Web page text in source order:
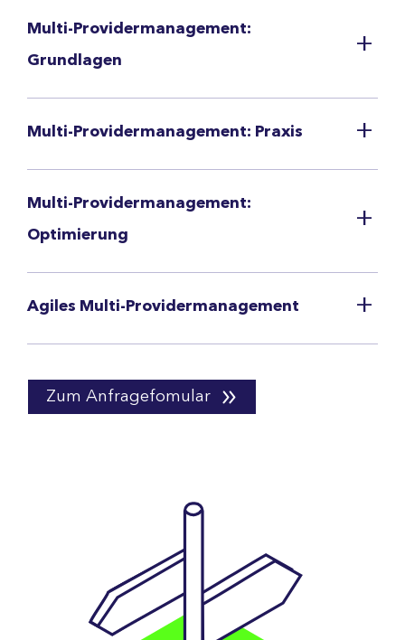
Multi-Providermanagement:
Grundlagen
Multi-Providermanagement: Praxis
Multi-Providermanagement:
Optimierung
Agiles Multi-Providermanagement
Zum Anfragefomular